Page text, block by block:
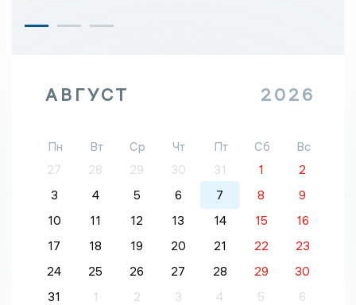
АВГУСТ 2026
Пн Вт Ср Чт Пт Сб
Вс
27
28 29 30 31 1
2
3
4 5 6 7 8
9
10
11 12 13 14 15
16
17
18 19 20 21 22
23
24
25 26 27 28 29
30
31
1 2 3 4 5 6